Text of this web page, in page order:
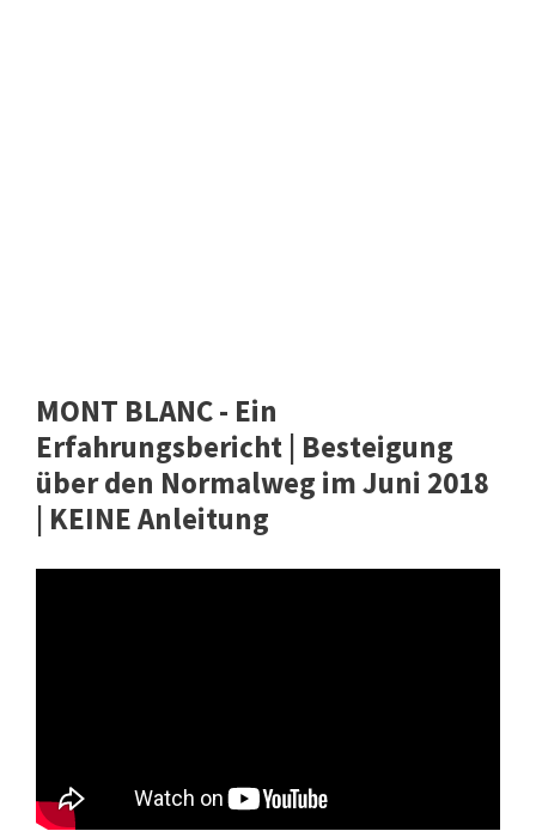
MONT BLANC - Ein
Erfahrungsbericht | Besteigung
über den Normalweg im Juni 2018
| KEINE Anleitung